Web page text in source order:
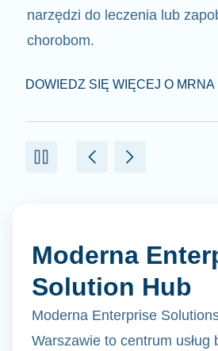
narzędzi do leczenia lub
chorobom.
DOWIEDZ SIĘ WIĘCEJ O MRNA
Moderna
Solution Hub
Moderna Enterprise
Warszawie to centrum usług